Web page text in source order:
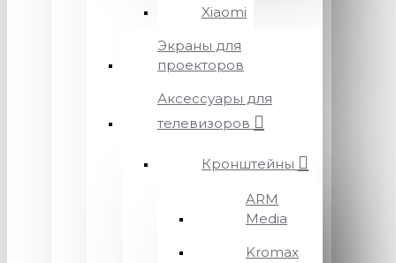
Xiaomi
Экраны для
проекторов
Аксессуары для
телевизоров
Кронштейны
ARM
Media
Kromax